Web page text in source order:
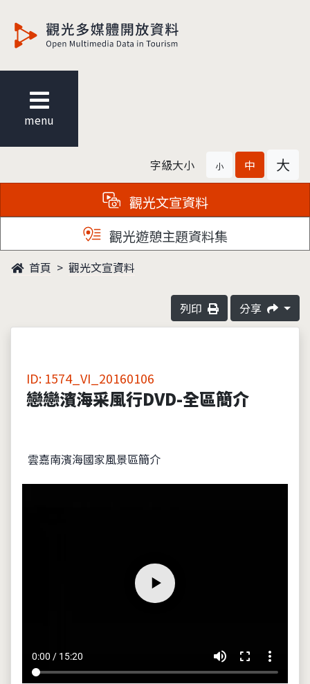
menu
字級大小 小 中 大
觀光文宣資料
觀光遊憩主題資料集
首頁 觀光文宣資料
列印 分享
ID: 1574_VI_20160106
戀戀濱海采風行DVD-全區簡介
雲嘉南濱海國家風景區簡介
0:00 / 15:20 volume_up fullscreen more_vert